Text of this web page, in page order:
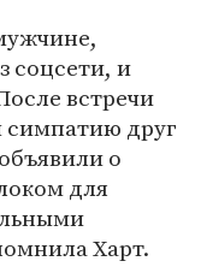
соцсети, и
встречи
симпатию друг
о
для
Харт.